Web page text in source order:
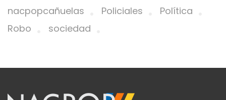
nacpopcañuelas
Policiales
Política
Robo
sociedad